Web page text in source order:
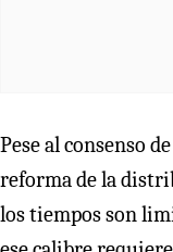
Pese al consenso
reforma de la
los tiempos son